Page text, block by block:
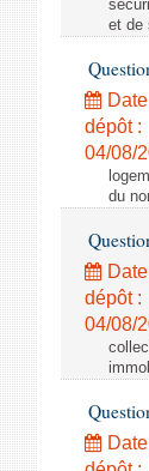
et de
dépôt :
04/08/
du
dépôt :
04/08/